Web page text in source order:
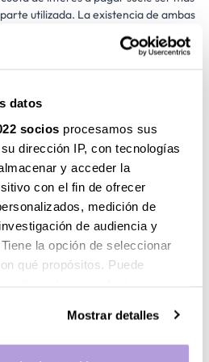
datos
socios procesamos sus
dirección IP, con tecnologías
y acceder la
con el fin de ofrecer
medición de
de audiencia y
la opción de seleccionar
qué propósitos. Puede
Mostrar detalles
utilizada. La existencia de ambas
que puedas tener en cada
cuando necesitas comprar un
tu hogar o actualizar el equipo
para este tipo de bienes con una
Si, en cambio, la cantidad a
determinar, la opción más
financiera a una persona
determinado. A cambio, la